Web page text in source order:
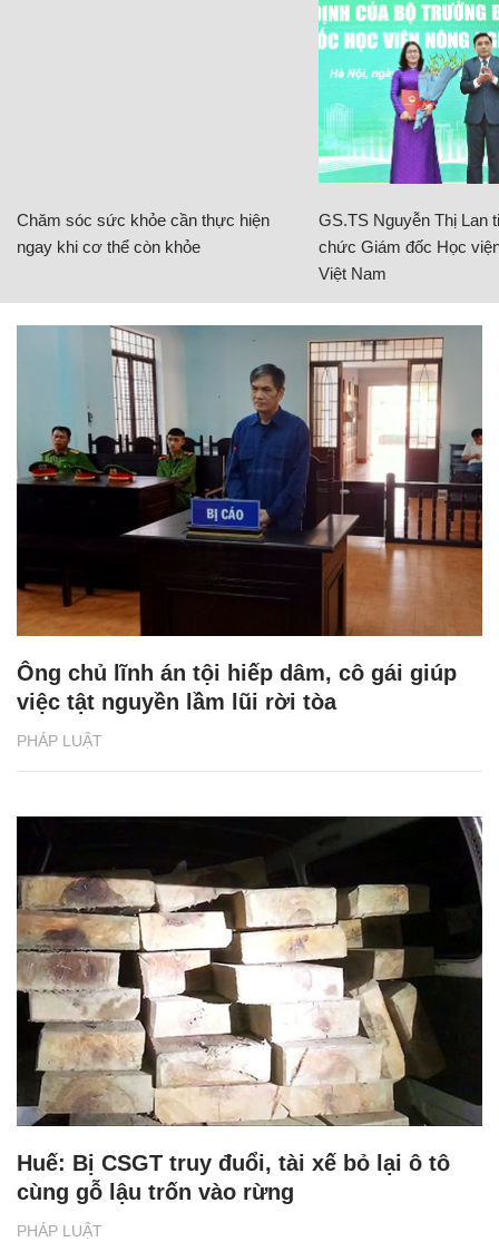
Chăm sóc sức khỏe cần thực hiện
ngay khi cơ thể còn khỏe
GS.TS Nguyễn Thị Lan
chức Giám đốc Học
Việt Nam
PHÁP LUẬT
Ông chủ lĩnh án tội hiếp dâm, cô gái giúp
việc tật nguyền lầm lũi rời tòa
PHÁP LUẬT
Huế: Bị CSGT truy đuổi, tài xế bỏ lại ô tô
cùng gỗ lậu trốn vào rừng